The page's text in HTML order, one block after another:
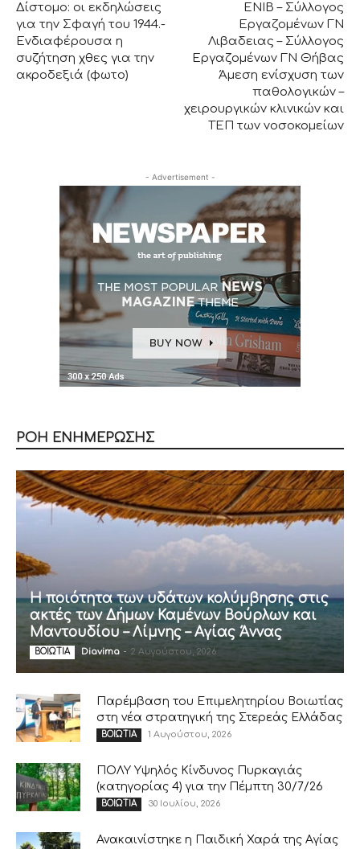
Δίστομο: οι εκδηλώσεις
για την Σφαγή του 1944.-
Ενδιαφέρουσα η
συζήτηση χθες για την
ακροδεξιά (φωτο)
ΕΝΙΒ – Σύλλογος
Εργαζομένων ΓΝ
Λιβαδειας – Σύλλογος
Εργαζομένων ΓΝ Θήβας
Άμεση ενίσχυση των
παθολογικών –
χειρουργικών κλινικών και
ΤΕΠ των νοσοκομείων
- Advertisement -
ΡΟΗ ΕΝΗΜΕΡΩΣΗΣ
Η ποιότητα των υδάτων κολύμβησης στις
ακτές των Δήμων Καμένων Βούρλων και
Μαντουδίου – Λίμνης – Αγίας Άννας
ΒΟΙΩΤΙΑ Diavima - 2 Αυγούστου, 2026
Παρέμβαση του Επιμελητηρίου Βοιωτίας
στη νέα στρατηγική της Στερεάς Ελλάδας
ΒΟΙΩΤΙΑ 1 Αυγούστου, 2026
ΠΟΛΥ Υψηλός Κίνδυνος Πυρκαγιάς
(κατηγορίας 4) για την Πέμπτη 30/7/26
ΒΟΙΩΤΙΑ 30 Ιουλίου, 2026
Ανακαινίστηκε η Παιδική Χαρά της Αγίας